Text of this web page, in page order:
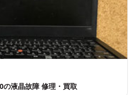
液晶故障 修理・買取